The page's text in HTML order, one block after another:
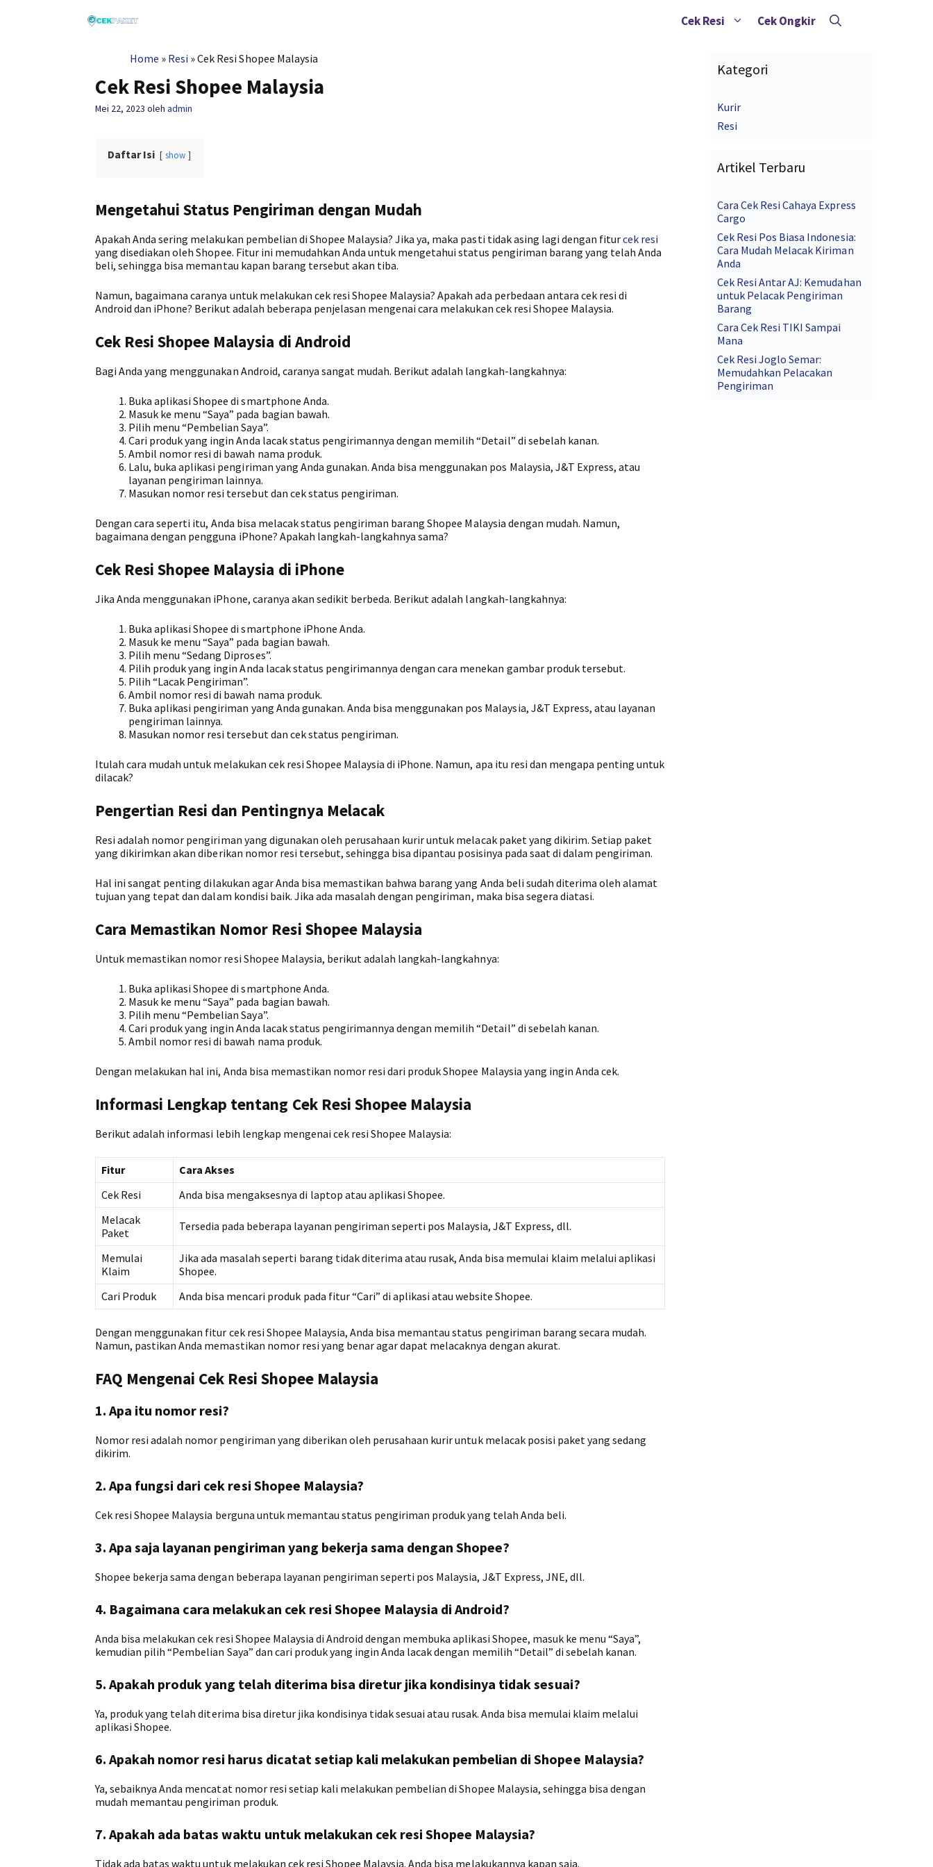
Cek Resi Cek Ongkir
Home » Resi »Cek Resi Shopee Malaysia
Cek Resi Shopee Malaysia
Mei 22, 2023 oleh admin
Daftar Isi show
Mengetahui Status Pengiriman dengan Mudah
Apakah Anda sering melakukan pembelian di Shopee Malaysia? Jika ya, maka pasti tidak asing lagi dengan fiturcek resi
yang disediakan oleh Shopee. Fitur ini memudahkan Anda untuk mengetahui status pengiriman barang yang telah Anda
beli, sehingga bisa memantau kapan barang tersebut akan tiba.
Namun, bagaimana caranya untuk melakukan cek resi Shopee Malaysia? Apakah ada perbedaan antara cek resi di
Android dan iPhone? Berikut adalah beberapa penjelasan mengenai cara melakukan cek resi Shopee Malaysia.
Cek Resi Shopee Malaysia di Android
Bagi Anda yang menggunakan Android, caranya sangat mudah. Berikut adalah langkah-langkahnya:
Buka aplikasi Shopee di smartphone Anda.
Masuk ke menu “Saya” pada bagian bawah.
Pilih menu “Pembelian Saya”.
Cari produk yang ingin Anda lacak status pengirimannya dengan memilih “Detail” di sebelah kanan.
Ambil nomor resi di bawah nama produk.
Lalu, buka aplikasi pengiriman yang Anda gunakan. Anda bisa menggunakan pos Malaysia, J&T Express, atau
layanan pengiriman lainnya.
Masukan nomor resi tersebut dan cek status pengiriman.
Dengan cara seperti itu, Anda bisa melacak status pengiriman barang Shopee Malaysia dengan mudah. Namun,
bagaimana dengan pengguna iPhone? Apakah langkah-langkahnya sama?
Cek Resi Shopee Malaysia di iPhone
Jika Anda menggunakan iPhone, caranya akan sedikit berbeda. Berikut adalah langkah-langkahnya:
Buka aplikasi Shopee di smartphone iPhone Anda.
Masuk ke menu “Saya” pada bagian bawah.
Pilih menu “Sedang Diproses”.
Pilih produk yang ingin Anda lacak status pengirimannya dengan cara menekan gambar produk tersebut.
Pilih “Lacak Pengiriman”.
Ambil nomor resi di bawah nama produk.
Buka aplikasi pengiriman yang Anda gunakan. Anda bisa menggunakan pos Malaysia, J&T Express, atau layanan
pengiriman lainnya.
Masukan nomor resi tersebut dan cek status pengiriman.
Itulah cara mudah untuk melakukan cek resi Shopee Malaysia di iPhone. Namun, apa itu resi dan mengapa penting untuk
dilacak?
Pengertian Resi dan Pentingnya Melacak
Resi adalah nomor pengiriman yang digunakan oleh perusahaan kurir untuk melacak paket yang dikirim. Setiap paket
yang dikirimkan akan diberikan nomor resi tersebut, sehingga bisa dipantau posisinya pada saat di dalam pengiriman.
Hal ini sangat penting dilakukan agar Anda bisa memastikan bahwa barang yang Anda beli sudah diterima oleh alamat
tujuan yang tepat dan dalam kondisi baik. Jika ada masalah dengan pengiriman, maka bisa segera diatasi.
Cara Memastikan Nomor Resi Shopee Malaysia
Untuk memastikan nomor resi Shopee Malaysia, berikut adalah langkah-langkahnya:
Buka aplikasi Shopee di smartphone Anda.
Masuk ke menu “Saya” pada bagian bawah.
Pilih menu “Pembelian Saya”.
Cari produk yang ingin Anda lacak status pengirimannya dengan memilih “Detail” di sebelah kanan.
Ambil nomor resi di bawah nama produk.
Dengan melakukan hal ini, Anda bisa memastikan nomor resi dari produk Shopee Malaysia yang ingin Anda cek.
Informasi Lengkap tentang Cek Resi Shopee Malaysia
Berikut adalah informasi lebih lengkap mengenai cek resi Shopee Malaysia:
Fitur
Cara Akses
Cek Resi
Anda bisa mengaksesnya di laptop atau aplikasi Shopee.
Melacak
Paket
Tersedia pada beberapa layanan pengiriman seperti pos Malaysia, J&T Express, dll.
Memulai
Klaim
Jika ada masalah seperti barang tidak diterima atau rusak, Anda bisa memulai klaim melalui aplikasi
Shopee.
Cari Produk
Anda bisa mencari produk pada fitur “Cari” di aplikasi atau website Shopee.
Dengan menggunakan fitur cek resi Shopee Malaysia, Anda bisa memantau status pengiriman barang secara mudah.
Namun, pastikan Anda memastikan nomor resi yang benar agar dapat melacaknya dengan akurat.
FAQ Mengenai Cek Resi Shopee Malaysia
1. Apa itu nomor resi?
Nomor resi adalah nomor pengiriman yang diberikan oleh perusahaan kurir untuk melacak posisi paket yang sedang
dikirim.
2. Apa fungsi dari cek resi Shopee Malaysia?
Cek resi Shopee Malaysia berguna untuk memantau status pengiriman produk yang telah Anda beli.
3. Apa saja layanan pengiriman yang bekerja sama dengan Shopee?
Shopee bekerja sama dengan beberapa layanan pengiriman seperti pos Malaysia, J&T Express, JNE, dll.
4. Bagaimana cara melakukan cek resi Shopee Malaysia di Android?
Anda bisa melakukan cek resi Shopee Malaysia di Android dengan membuka aplikasi Shopee, masuk ke menu “Saya”,
kemudian pilih “Pembelian Saya” dan cari produk yang ingin Anda lacak dengan memilih “Detail” di sebelah kanan.
5. Apakah produk yang telah diterima bisa diretur jika kondisinya tidak sesuai?
Ya, produk yang telah diterima bisa diretur jika kondisinya tidak sesuai atau rusak. Anda bisa memulai klaim melalui
aplikasi Shopee.
6. Apakah nomor resi harus dicatat setiap kali melakukan pembelian di Shopee Malaysia?
Ya, sebaiknya Anda mencatat nomor resi setiap kali melakukan pembelian di Shopee Malaysia, sehingga bisa dengan
mudah memantau pengiriman produk.
7. Apakah ada batas waktu untuk melakukan cek resi Shopee Malaysia?
Tidak ada batas waktu untuk melakukan cek resi Shopee Malaysia. Anda bisa melakukannya kapan saja.
Kategori
Kurir
Resi
Artikel Terbaru
Cara Cek Resi Cahaya Express
Cargo
Cek Resi Pos Biasa Indonesia:
Cara Mudah Melacak Kiriman
Anda
Cek Resi Antar AJ: Kemudahan
untuk Pelacak Pengiriman
Barang
Cara Cek Resi TIKI Sampai
Mana
Cek Resi Joglo Semar:
Memudahkan Pelacakan
Pengiriman